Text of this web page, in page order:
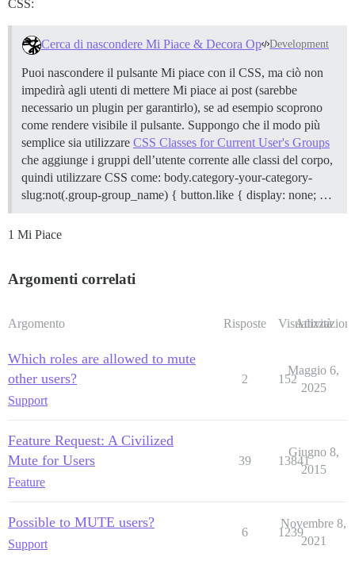
CSS:
Cerca di nascondere Mi Piace & Decora Op Development
Puoi nascondere il pulsante Mi piace con il CSS, ma ciò non
impedirà agli utenti di mettere Mi piace ai post (sarebbe
necessario un plugin per garantirlo), se ad esempio scoprono
come rendere visibile il pulsante. Suppongo che il modo più
semplice sia utilizzare CSS Classes for Current User's Groups
che aggiunge i gruppi dell’utente corrente alle classi del corpo,
quindi utilizzare CSS come: body.category-your-category-
slug:not(.group-group_name) { button.like { display: none; …
1 Mi Piace
Argomenti correlati
Argomento Risposte Visualizzazioni
Attività
Which roles are allowed to mute
other users?
Support
2 152
Maggio 6,
2025
Feature Request: A Civilized
Mute for Users
Feature
39 13841
Giugno 8,
2015
Possible to MUTE users?
Support
6 1239
Novembre 8,
2021